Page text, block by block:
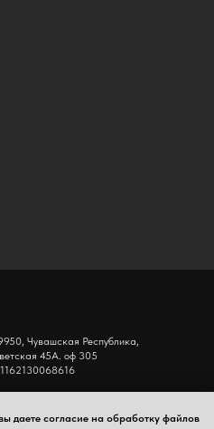
Чувашская Республика,
45А. оф 305
1162130068616
65, К8, склад 11
даете согласие на обработку файлов